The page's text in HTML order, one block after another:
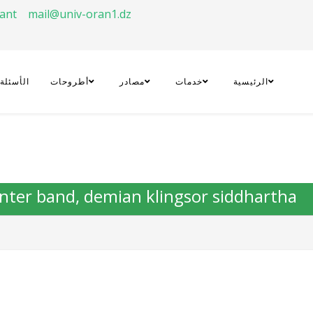
mail@univ-oran1.dz
الرئيسية خدمات مصادر أطروحات
band, demian klingsor siddhartha